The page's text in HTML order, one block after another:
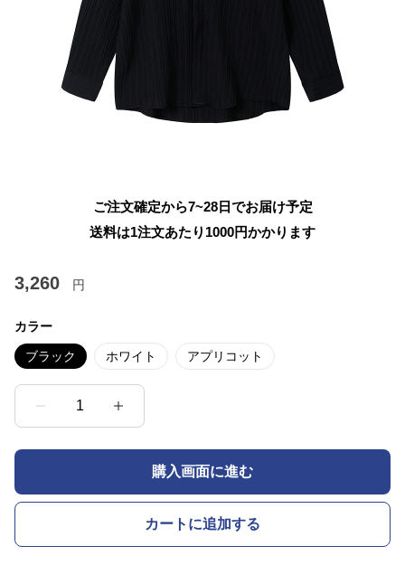
ご注文確定から7~28日でお届け予定
送料は1注文あたり 1000円かかります
3,260 円
カラー
ブラック ホワイト アプリコット
1
購入画面に進む
カートに追加する